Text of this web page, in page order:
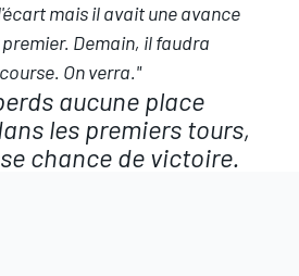
mais il avait une avance
Demain, il faudra
On verra."
aucune place
les premiers tours,
chance de victoire.